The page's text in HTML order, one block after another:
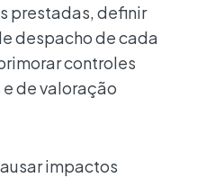
prestadas, definir
despacho de cada
controles
de valoração
impactos